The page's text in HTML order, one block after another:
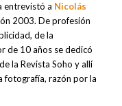
entrevistó a Nicolás
2003. De profesión
de la
de 10 años se dedicó
la Revista Soho y allí
fotografía, razón por la